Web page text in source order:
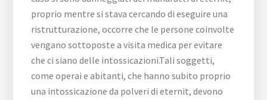
proprio mentre si stava cercando di eseguire una
ristrutturazione, occorre che le persone coinvolte
vengano sottoposte a visita medica per evitare
che ci siano delle intossicazioni.Tali soggetti,
come operai e abitanti, che hanno subito proprio
una intossicazione da polveri di eternit, devono